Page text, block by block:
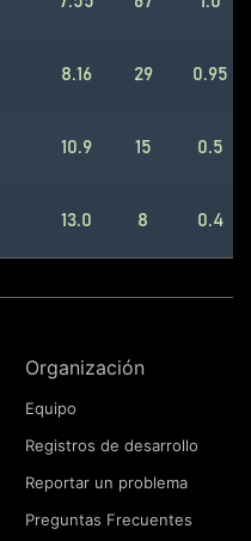
8.16 29 0.95
10.9 15 0.5
13.0 8 0.4
Organización
Equipo
Registros de desarrollo
Reportar un problema
Preguntas Frecuentes